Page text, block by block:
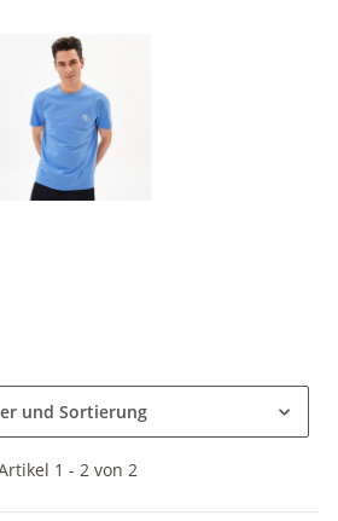
und Sortierung
1 - 2 von 2